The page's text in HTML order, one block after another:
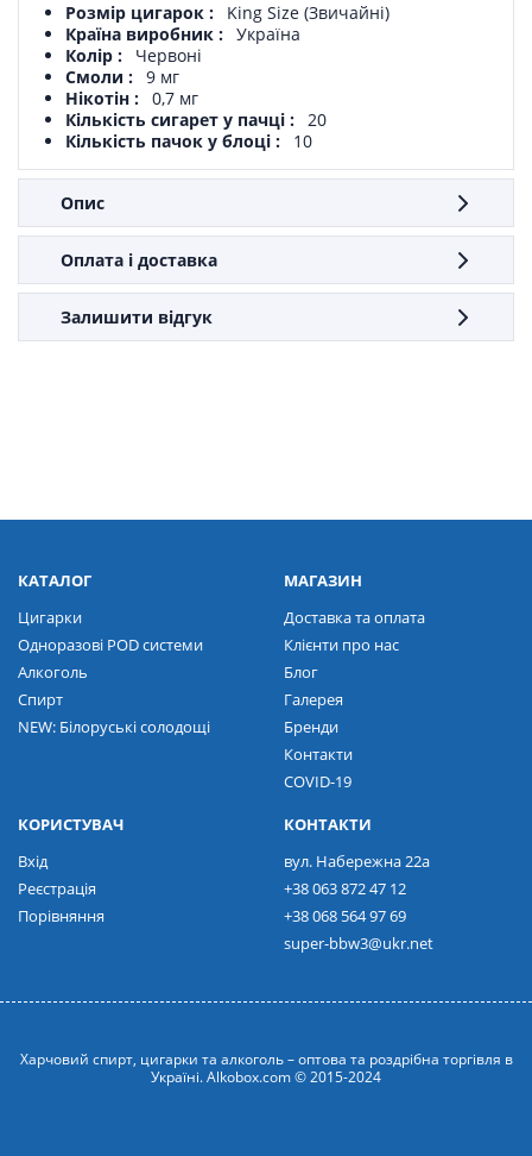
Розмір цигарок
King Size (Звичайні)
Країна виробник
Україна
Колір
Червоні
Смоли
9 мг
Нікотін
0,7 мг
Кількість сигарет у пачці
20
Кількість пачок у блоці
10
Опис
Оплата і доставка
Залишити відгук
КАТАЛОГ
Цигарки
Одноразові POD системи
Алкоголь
Спирт
NEW: Білоруські солодощі
МАГАЗИН
Доставка та оплата
Клієнти про нас
Блог
Галерея
Бренди
Контакти
COVID-19
КОРИСТУВАЧ
Вхід
Реєстрація
Порівняння
КОНТАКТИ
вул. Набережна 22а
+38 063 872 47 12
+38 068 564 97 69
super-bbw3@ukr.net
Харчовий спирт, цигарки та алкоголь – оптова та роздрібна торгівля в
Україні. Alkobox.com © 2015-2024